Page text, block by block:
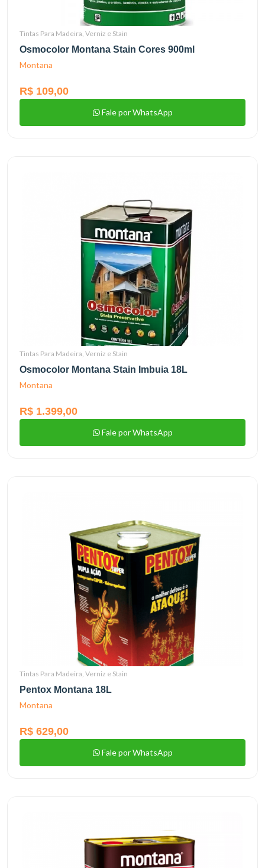
Tintas Para Madeira, Verniz e Stain
Osmocolor Montana Stain Cores 900ml
Montana
R$ 109,00
Fale por WhatsApp
Tintas Para Madeira, Verniz e Stain
Osmocolor Montana Stain Imbuia 18L
Montana
R$ 1.399,00
Fale por WhatsApp
Tintas Para Madeira, Verniz e Stain
Pentox Montana 18L
Montana
R$ 629,00
Fale por WhatsApp